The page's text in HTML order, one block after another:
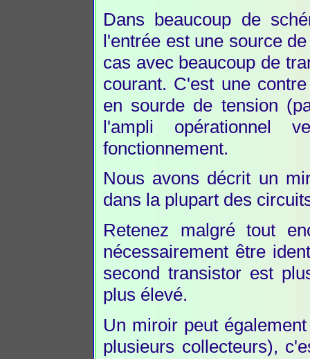
Dans beaucoup de
l'entrée est une source
cas avec beaucoup de
courant. C'est une
en sourde de tension
l'ampli opérationnel
fonctionnement.
Nous avons décrit un
dans la plupart des
Retenez malgré tout
nécessairement être
second transistor est
plus élevé.
Un miroir peut
plusieurs collecteurs),